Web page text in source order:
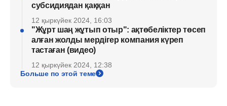
субсидиядан қаққан
12 қыркүйек 2024, 16:03
"Жұрт шаң жұтып отыр": ақтөбеліктер төсеп
алған жолды мердігер компания күреп
тастаған (видео)
12 қыркүйек 2024, 12:38
Больше по этой теме